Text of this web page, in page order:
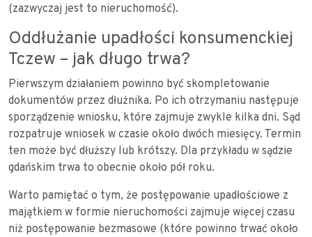
(zazwyczaj jest to nieruchomość).
Oddłużanie upadłości konsumenckiej
Tczew – jak długo trwa?
Pierwszym działaniem powinno być skompletowanie
dokumentów przez dłużnika. Po ich otrzymaniu następuje
sporządzenie wniosku, które zajmuje zwykle kilka dni. Sąd
rozpatruje wniosek w czasie około dwóch miesięcy. Termin
ten może być dłuższy lub krótszy. Dla przykładu w sądzie
gdańskim trwa to obecnie około pół roku.
Warto pamiętać o tym, że postępowanie upadłościowe z
majątkiem w formie nieruchomości zajmuje więcej czasu
niż postępowanie bezmasowe (które powinno trwać około